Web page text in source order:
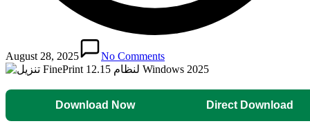
August 28, 2025 No Comments
Download Now Direct Download